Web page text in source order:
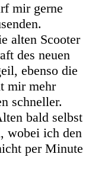
mir gerne
alten Scooter
des neuen
ebenso die
mir mehr
schneller.
bald selbst
wobei ich den
per Minute